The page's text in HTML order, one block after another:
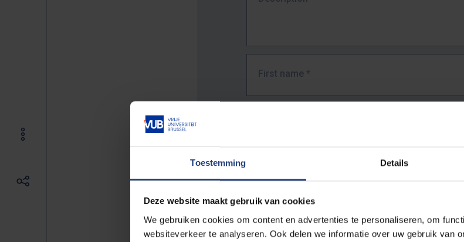
Toestemming Details
Deze website maakt gebruik van cookies
We gebruiken cookies om content en advertenties te personaliseren, om
websiteverkeer te analyseren. Ook delen we informatie over uw gebruik van
First name *